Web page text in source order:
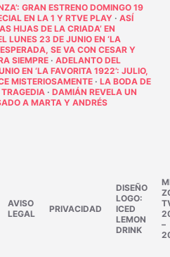
GRAN ESTRENO DOMINGO 19
EN LA 1 Y RTVE PLAY· ASÍ
HIJAS DE LA CRIADA’ EN
LUNES 23 DE JUNIO EN ‘LA
SE VA CON CESAR Y
SIEMPRE· ADELANTO DEL
EN ‘LA FAVORITA 1922’: JULIO,
MISTERIOSAMENTE· LA BODA DE
· DAMIÁN REVELA UN
A MARTA Y ANDRÉS
AVISO
LEGAL
PRIVACIDAD
DISEÑO
LOGO:
ICED
LEMON
DRINK
–